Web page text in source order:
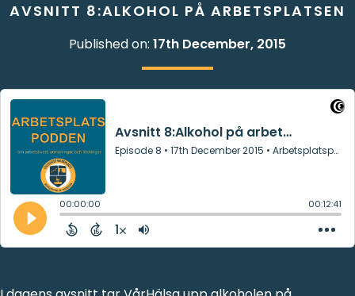
AVSNITT 8:ALKOHOL PÅ ARBETSPLATSEN
Published on: 17th December, 2015